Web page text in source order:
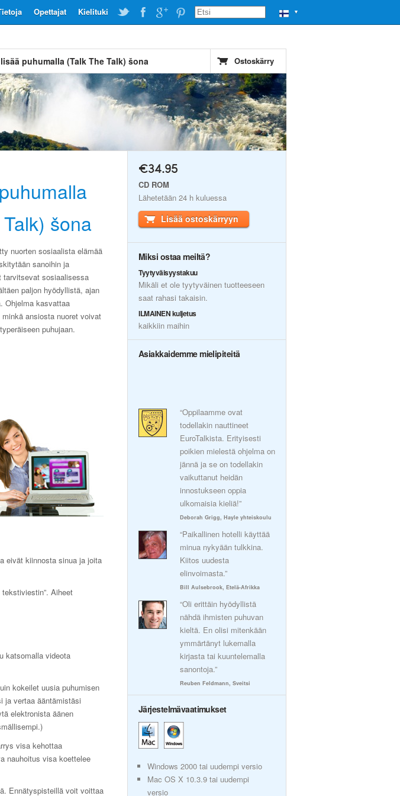
▼
Kielituki
Opettajat
puhumalla (Talk The Talk) šona Ostoskärry
šona
nuorten sosiaalista elämää
sanoihin ja
tarvitsevat sosiaalisessa
paljon hyödyllistä, ajan
Ohjelma kasvattaa
ansiosta nuoret voivat
puhujaan.
eivät kiinnosta sinua ja joita
Aiheet
katsomalla videota
kokeilet uusia puhumisen
ja vertaa ääntämistäsi
elektronista äänen
visa kehottaa
nauhoitus visa koettelee
Ennätyspisteillä voit voittaa
€34.95
CD ROM
Lähetetään 24 h kuluessa
Lisää ostoskärryyn
Miksi ostaa meiltä?
Tyytyväisyystakuu
Mikäli et ole tyytyväinen tuotteeseen
saat rahasi takaisin.
ILMAINEN kuljetus
kaikkiin maihin
Asiakkaidemme mielipiteitä
“Oppilaamme ovat
todellakin nauttineet
EuroTalkista. Erityisesti
poikien mielestä ohjelma on
jännä ja se on todellakin
vaikuttanut heidän
innostukseen oppia
ulkomaisia kieliä!”
Deborah Grigg, Hayle yhteiskoulu
“Paikallinen hotelli käyttää
minua nykyään tulkkina.
Kiitos uudesta
elinvoimasta.”
Bill Aulsebrook, Etelä-Afrikka
“Oli erittäin hyödyllistä
nähdä ihmisten puhuvan
kieltä. En olisi mitenkään
ymmärtänyt lukemalla
kirjasta tai kuuntelemalla
sanontoja.”
Reuben Feldmann, Sveitsi
Järjestelmävaatimukset
Windows 2000 tai uudempi versio
Mac OS X 10.3.9 tai uudempi
versio